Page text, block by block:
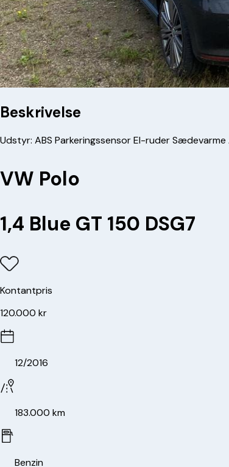
Beskrivelse
Udstyr: ABS Parkeringssensor El-ruder
VW Polo
1,4 Blue GT 150 DSG7
Kontantpris
120.000 kr
12/2016
183.000 km
Benzin